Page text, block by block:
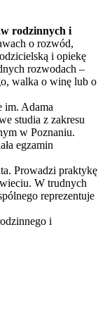
rodzinnych i
o rozwód,
i opiekę
rozwodach –
walka o winę lub o
im. Adama
studia z zakresu
w Poznaniu.
egzamin
Prowadzi praktykę
W trudnych
reprezentuje
i